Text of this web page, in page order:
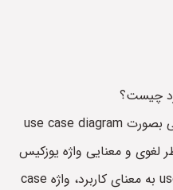
چیست؟
لغوی و معنایی واژه یوزکیس
را تعریف کنیم باید بگوییم: واژه use به معنای کاربرد، واژه case